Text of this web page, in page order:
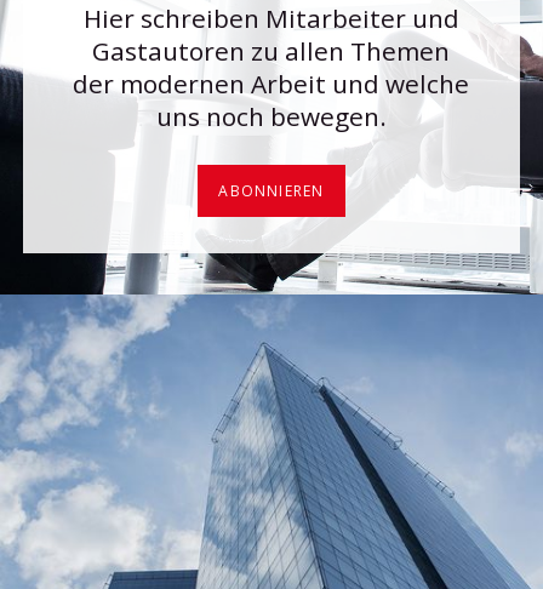
Hier schreiben Mitarbeiter und
Gastautoren zu allen Themen
der modernen Arbeit und welche
uns noch bewegen.
ABONNIEREN